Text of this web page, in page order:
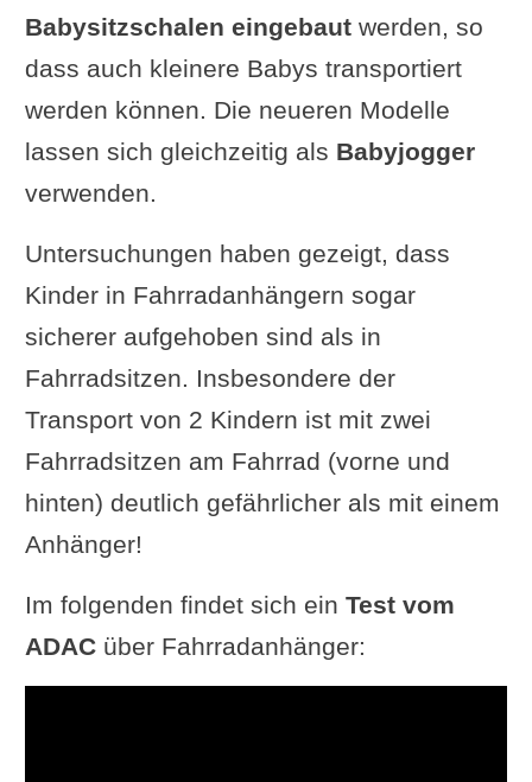
Babysitzschalen eingebautwerden, so
dass auch kleinere Babys transportiert
werden können. Die neueren Modelle
lassen sich gleichzeitig als Babyjogger
verwenden.
Untersuchungen haben gezeigt, dass
Kinder in Fahrradanhängern sogar
sicherer aufgehoben sind als in
Fahrradsitzen. Insbesondere der
Transport von 2 Kindern ist mit zwei
Fahrradsitzen am Fahrrad (vorne und
hinten) deutlich gefährlicher als mit einem
Anhänger!
Im folgenden findet sich ein Test vom
ADACüber Fahrradanhänger: